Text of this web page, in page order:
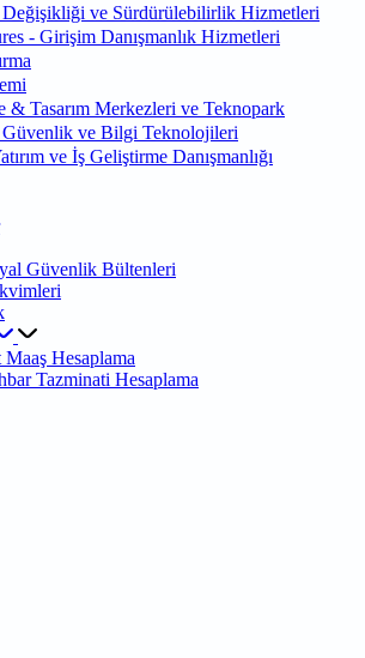
ve Sürdürülebilirlik Hizmetleri
- Girişim Danışmanlık Hizmetleri
& Tasarım Merkezleri ve Teknopark
Güvenlik ve Bilgi Teknolojileri
ve İş Geliştirme Danışmanlığı
Güvenlik Bültenleri
Hesaplama
Tazminati Hesaplama